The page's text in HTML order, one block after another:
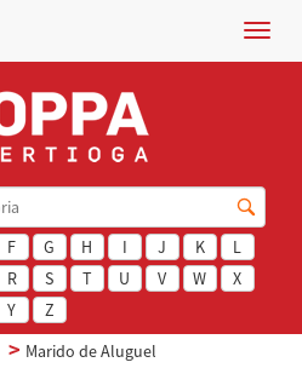
Menu
F G H I J K
L
R S T U V W
X
Y
Z
Marido de Aluguel